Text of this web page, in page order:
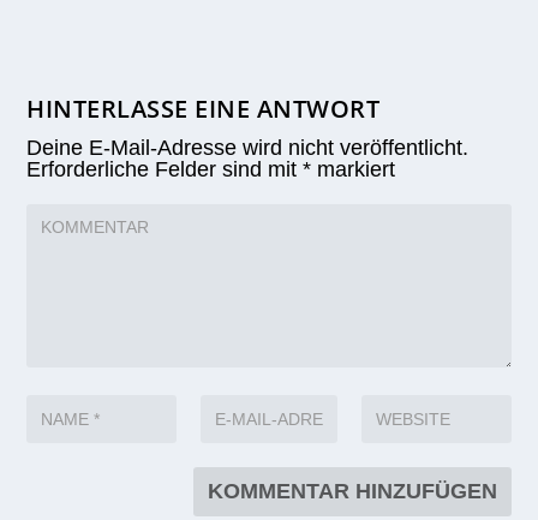
HINTERLASSE EINE ANTWORT
Deine E-Mail-Adresse wird nicht veröffentlicht.
Erforderliche Felder sind mit* markiert